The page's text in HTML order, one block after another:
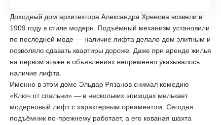
Доходный дом архитектора Александра Хренова возвели в
1909 году в стиле модерн. Подъёмный механизм установили
по последней моде — наличие лифта делало дом элитным и
позволяло сдавать квартиры дороже. Даже при аренде жилья
на первом этаже в объявлениях непременно указывалось
наличие лифта.
Именно в этом доме Эльдар Рязанов снимал комедию
«Ключ от спальни» — в нескольких эпизодах мелькает
модерновый лифт с характерным орнаментом. Сегодня
подъёмник по-прежнему работает, а его кованая шахта